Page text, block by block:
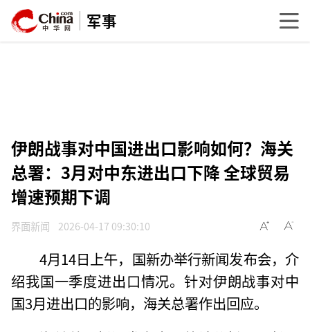
军事
伊朗战事对中国进出口影响如何？海关
总署：3月对中东进出口下降 全球贸易
增速预期下调
界面新闻 2026-04-17 09:30:10
4月14日上午，国新办举行新闻发布会，介
绍我国一季度进出口情况。针对伊朗战事对中
国3月进出口的影响，海关总署作出回应。